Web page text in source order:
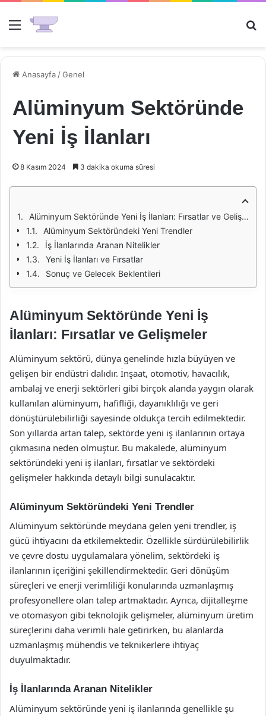
Menü
Anasayfa /Genel
Alüminyum Sektöründe
Yeni İş İlanları
8 Kasım 2024 3 dakika okuma süresi
Alüminyum Sektöründe Yeni İş İlanları: Fırsatlar ve Gelişmeler
Alüminyum Sektöründeki Yeni Trendler
İş İlanlarında Aranan Nitelikler
Yeni İş İlanları ve Fırsatlar
Sonuç ve Gelecek Beklentileri
Alüminyum Sektöründe Yeni İş
İlanları: Fırsatlar ve Gelişmeler
Alüminyum sektörü, dünya genelinde hızla büyüyen ve
gelişen bir endüstri dalıdır. İnşaat, otomotiv, havacılık,
ambalaj ve enerji sektörleri gibi birçok alanda yaygın olarak
kullanılan alüminyum, hafifliği, dayanıklılığı ve geri
dönüştürülebilirliği sayesinde oldukça tercih edilmektedir.
Son yıllarda artan talep, sektörde yeni iş ilanlarının ortaya
çıkmasına neden olmuştur. Bu makalede, alüminyum
sektöründeki yeni iş ilanları, fırsatlar ve sektördeki
gelişmeler hakkında detaylı bilgi sunulacaktır.
Alüminyum Sektöründeki Yeni Trendler
Alüminyum sektöründe meydana gelen yeni trendler, iş
gücü ihtiyacını da etkilemektedir. Özellikle sürdürülebilirlik
ve çevre dostu uygulamalara yönelim, sektördeki iş
ilanlarının içeriğini şekillendirmektedir. Geri dönüşüm
süreçleri ve enerji verimliliği konularında uzmanlaşmış
profesyonellere olan talep artmaktadır. Ayrıca, dijitalleşme
ve otomasyon gibi teknolojik gelişmeler, alüminyum üretim
süreçlerini daha verimli hale getirirken, bu alanlarda
uzmanlaşmış mühendis ve teknikerlere ihtiyaç
duyulmaktadır.
İş İlanlarında Aranan Nitelikler
Alüminyum sektöründe yeni iş ilanlarında genellikle şu